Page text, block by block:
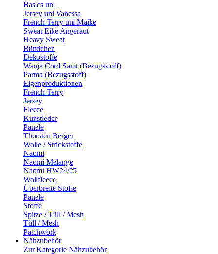
Basics uni
Jersey uni Vanessa
French Terry uni Maike
Sweat Eike Angeraut
Heavy Sweat
Bündchen
Dekostoffe
Wanja Cord Samt (Bezugsstoff)
Parma (Bezugsstoff)
Eigenproduktionen
French Terry
Jersey
Fleece
Kunstleder
Panele
Thorsten Berger
Wolle / Strickstoffe
Naomi
Naomi Melange
Naomi HW24/25
Wollfleece
Überbreite Stoffe
Panele
Stoffe
Spitze / Tüll / Mesh
Tüll / Mesh
Patchwork
Nähzubehör
Zur Kategorie Nähzubehör